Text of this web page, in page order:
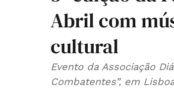
Abril com
cultural
Evento da Associação
Combatentes”, em